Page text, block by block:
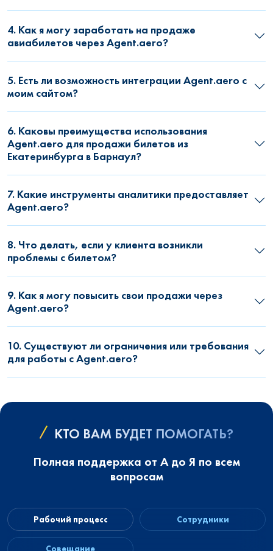
4. Как я могу заработать на продаже
авиабилетов через Agent.aero?
5. Есть ли возможность интеграции Agent.aero с
моим сайтом?
6. Каковы преимущества использования
Agent.aero для продажи билетов из
Екатеринбурга в Барнаул?
7. Какие инструменты аналитики предоставляет
Agent.aero?
8. Что делать, если у клиента возникли
проблемы с билетом?
9. Как я могу повысить свои продажи через
Agent.aero?
10. Существуют ли ограничения или требования
для работы с Agent.aero?
КТО ВАМ БУДЕТ ПОМОГАТЬ?
Полная поддержка от А до Я по всем
вопросам
Рабочий процесс Сотрудники
Совещание